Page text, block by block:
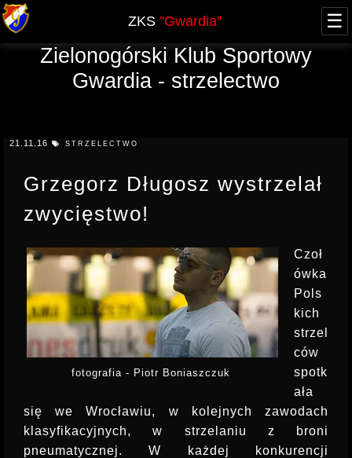
ZKS"Gwardia" ☰
JUBILEUSZ 60-lecia
REGULAMINY, UPRAWNIENIA
XXV FOOM 2019
ARCHIWUM
PRZYSTĄPIENIE
REGULAMIN
POZWOLENIE NA BROŃ
KOMUNIKATY
KURSY
TERMINY KURSÓW, UPRAWNIENIA
KWALIFIKOWANY PRACOWNIK OCHRONY
DOSKONALĄCY PRACOWNIKA OCHRONY
KURS DETEKTYWA
PROWADZĄCY STRZELANIE
INSTRUKTOR STRZELECTWA
RODO
KONTAKT
Zielonogórski Klub Sportowy
Gwardia - strzelectwo
Grzegorz Długosz wystrzelał
zwycięstwo!
21.11.16 STRZELECTWO
fotografia - Piotr Boniaszczuk
Czoł
ówka
Pols
kich
strzel
ców
spotk
ała
się we Wrocławiu, w kolejnych zawodach
klasyfikacyjnych, w strzelaniu z broni
pneumatycznej. W każdej konkurencji